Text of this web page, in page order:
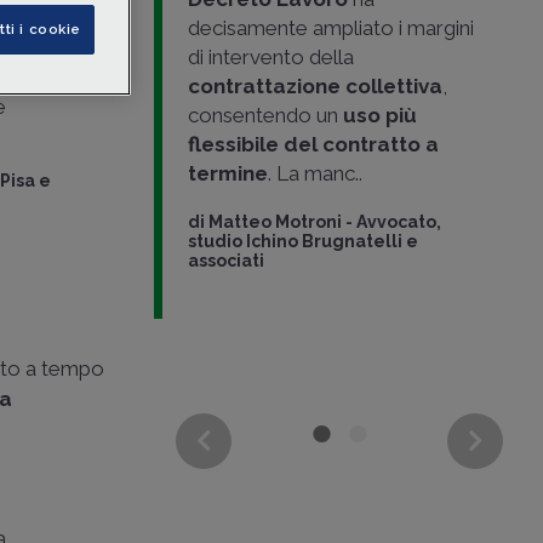
di
sorte,
e
a tempo
al
decisamente ampliato i margini
di intervento della
contrattazione collettiva,
consentendo un uso più
flessibile del contratto a
termine. La manc..
di Matteo Motroni - Avvocato,
studio Ichino Brugnatelli e
associati
i cookie